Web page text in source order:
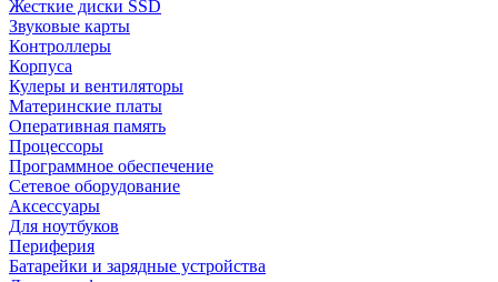
Жесткие диски SSD
Звуковые карты
Контроллеры
Корпуса
Кулеры и вентиляторы
Материнские платы
Оперативная память
Процессоры
Программное обеспечение
Сетевое оборудование
Аксессуары
Для ноутбуков
Периферия
Батарейки и зарядные устройства